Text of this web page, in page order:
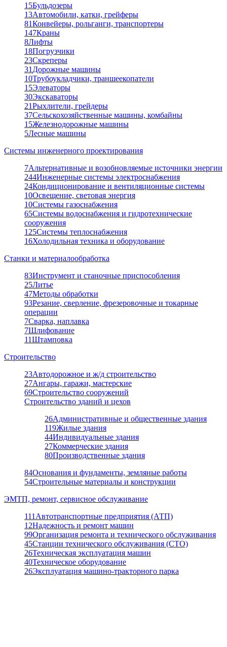
15Бульдозеры
13Автомобили, катки, грейферы
81Конвейеры, рольганги, транспортеры
147Краны
8Лифты
18Погрузчики
23Скреперы
31 Дорожные машины
10Трубоукладчики, траншеекопатели
15Элеваторы
30Экскаваторы
21Рыхлители, грейдеры
37Сельскохозяйственные машины, комбайны
15Железнодорожные машины
5Лесные машины
Системы инженерного проектирования
7Альтернативные и возобновляемые источники энергии
244Инженерные системы электроснабжения
24Кондиционирование и вентиляционные системы
10Освещение, световая энергия
10Системы газоснабжения
65Системы водоснабжения и гидротехнические
сооружения
125Системы теплоснабжения
16Холодильная техника и оборудование
Станки и материалообработка
83Инструмент и станочные приспособления
25Литье
47Методы обработки
93Резание, сверление, фрезеровочные и токарные
операции
7Сварка, наплавка
7Шлифование
11Штамповка
Строительство
23Автодорожное и ж/д строительство
27Ангары, гаражи, мастерские
69Строительство сооружений
Строительство зданий и цехов
26Административные и общественные здания
119Жилые здания
44Индивидуальные здания
27Коммерческие здания
80Производственные здания
84Основания и фундаменты, земляные работы
54Строительные материалы и конструкции
ЭМТП, ремонт, сервисное обслуживание
111 Автотранспортные предприятия (АТП)
12Надежность и ремонт машин
99Организация ремонта и технического обслуживания
45Станции технического обслуживания (СТО)
26Техническая эксплуатация машин
40Техническое оборудование
26Эксплуатация машино-тракторного парка